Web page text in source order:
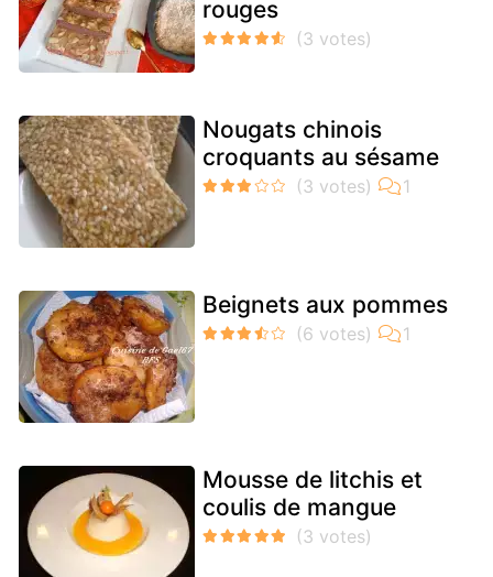
rouges
Nougats chinois
croquants au sésame
Beignets aux pommes
Mousse de litchis et
coulis de mangue